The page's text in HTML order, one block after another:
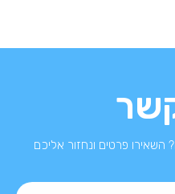
פרטים ונחזור אליכם